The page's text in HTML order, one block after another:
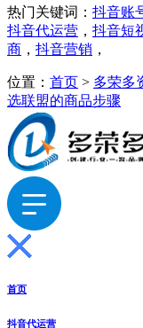
热门关键词： 抖音账
抖音代运营 ， 抖音短
商 ， 抖音营销 ，
位置： 首页 > 多荣多
选联盟的商品步骤
首页
抖音代运营